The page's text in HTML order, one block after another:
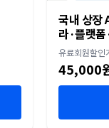
국내 상장
라·플랫
유료회원할인
45,000